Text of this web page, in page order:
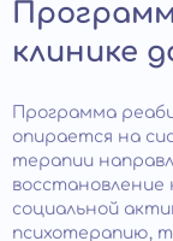
клинике
Программа
опирается на
терапии
восстановление
социальной
психотерапию,